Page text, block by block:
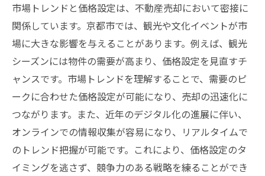
市場トレンドと価格設定は、不動産売却において密接に
関係しています。京都市では、観光や文化イベントが市
場に大きな影響を与えることがあります。例えば、観光
シーズンには物件の需要が高まり、価格設定を見直すチ
ャンスです。市場トレンドを理解することで、需要のピ
ークに合わせた価格設定が可能になり、売却の迅速化に
つながります。また、近年のデジタル化の進展に伴い、
オンラインでの情報収集が容易になり、リアルタイムで
のトレンド把握が可能です。これにより、価格設定のタ
イミングを逃さず、競争力のある戦略を練ることができ